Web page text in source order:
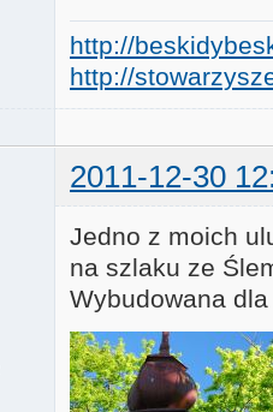
http://
http://
2011-12-30
Jedno z moich
na szlaku ze
Wybudowana